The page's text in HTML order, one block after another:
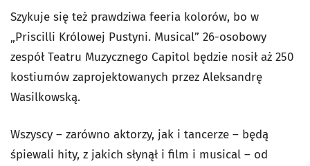
Szykuje się też prawdziwa feeria kolorów, bo w
„Priscilli Królowej Pustyni. Musical” 26-osobowy
zespół Teatru Muzycznego Capitol będzie nosił aż 250
kostiumów zaprojektowanych przez Aleksandrę
Wasilkowską.
Wszyscy – zarówno aktorzy, jak i tancerze – będą
śpiewali hity, z jakich słynął i film i musical – od